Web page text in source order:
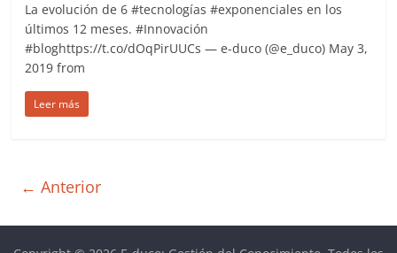
La evolución de 6 #tecnologías #exponenciales en los
últimos 12 meses. #Innovación
#bloghttps://t.co/dOqPirUUCs — e-duco (@e_duco) May 3,
2019 from
Leer más
← Anterior